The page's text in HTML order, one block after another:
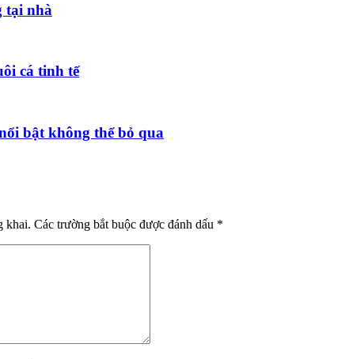
tại nhà
cá tinh tế
bật không thể bỏ qua
khai. Các trường bắt buộc được đánh dấu *